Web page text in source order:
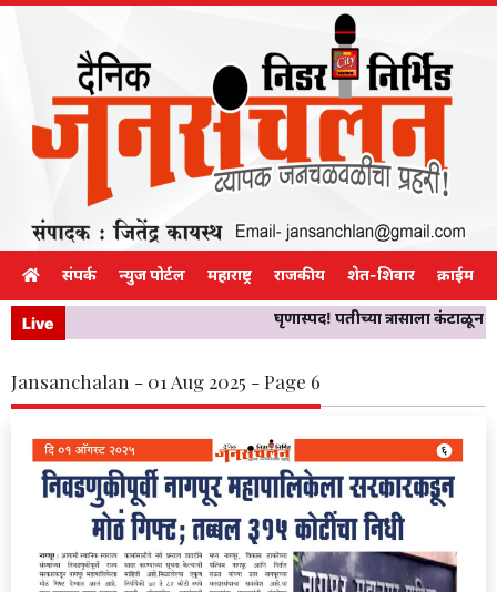
संपर्क न्युज पोर्टल महाराष्ट्र राजकीय शेत-शिवार क्राईम
Live घृणास्पद! पतीच्या त्रासाला
Jansanchalan - 01 Aug 2025 - Page 6